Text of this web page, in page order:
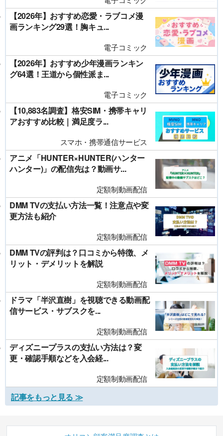
【2026年】おすすめ恋愛・ラブコメ漫
画ランキング29選！胸キュ...
電子コミック
【2026年】おすすめ少年漫画ランキン
グ64選！王道から個性派ま...
電子コミック
【10,883名調査】格安SIM・携帯キャリ
アおすすめ比較｜満足度ラ...
スマホ・携帯通信サービス
アニメ「HUNTER×HUNTER(ハンター
ハンター)」の配信先は？動画サ...
定額制動画配信
DMM TVの支払い方法一覧！注意点や変
更方法も紹介
定額制動画配信
DMM TVの評判は？口コミから特徴、メ
リット・デメリットを解説
定額制動画配信
ドラマ「半沢直樹」を視聴できる動画配
信サービス・サブスクを...
定額制動画配信
ディズニープラスの支払い方法は？変
更・確認手順などを入会経...
定額制動画配信
記事をもっと見る ≫